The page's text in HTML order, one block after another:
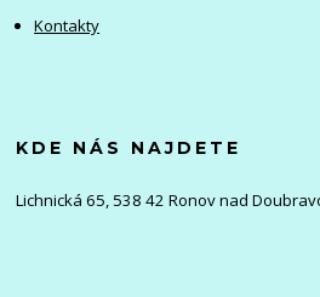
Kontakty
KDE NÁS NAJDETE
Lichnická 65, 538 42 Ronov nad